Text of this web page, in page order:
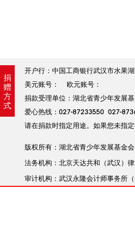
捐
赠
方
式
开户行：中国工商银行武汉市水
美元账号： 欧元账号：
捐款受理单位：湖北省青少年发
爱心热线：027-87233550 027-
请在捐款时指定用途。如果您未指
版权所有：湖北省青少年发展基金
法务机构：北京天达共和（武汉）
审计机构：武汉永隆会计师事务所（